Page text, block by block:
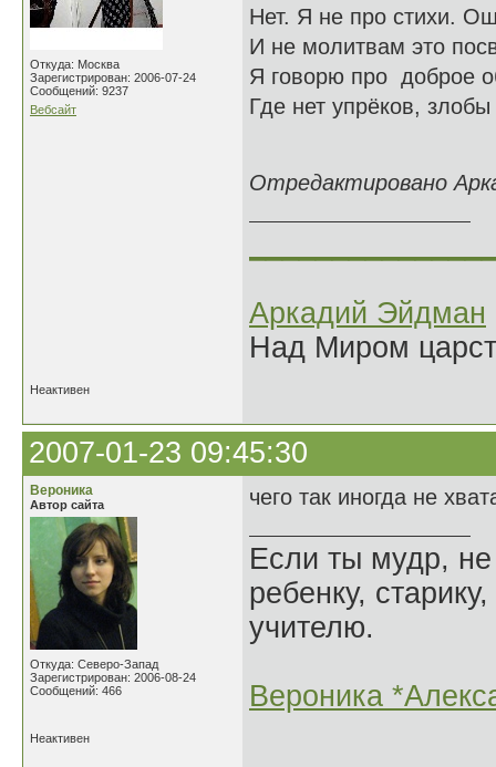
Откуда: Москва
Зарегистрирован: 2006-07-24
Сообщений: 9237
Вебсайт
Нет. Я не про стихи.
И не молитвам это
Я говорю про доброе
Где нет упрёков,
Отредактировано
Аркадий Эйдман
Над Миром
Неактивен
2007-01-23 09:45:30
Вероника
Автор сайта
Откуда: Северо-Запад
Зарегистрирован: 2006-08-24
Сообщений: 466
чего так иногда не
Если ты мудр, не
ребенку,
учителю.
Вероника
Неактивен